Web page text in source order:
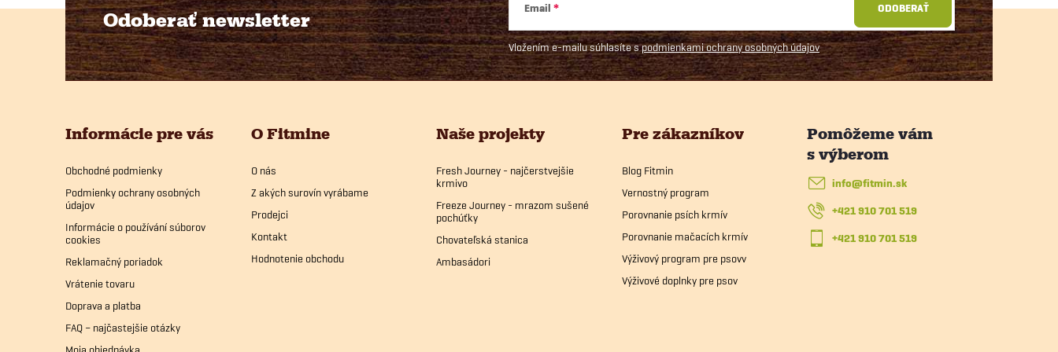
u
Odoberať newsletter
Email
Vložením e-mailu súhlasíte spodmienkami ochrany osobných údajov
ODOBERAŤ
Informácie pre vás
Obchodné podmienky
Podmienky ochrany osobných
údajov
Informácie o používání súborov
cookies
Reklamačný poriadok
Vrátenie tovaru
Doprava a platba
FAQ – najčastejšie otázky
O Fitmine
O nás
Z akých surovín vyrábame
Prodejci
Kontakt
Hodnotenie obchodu
Naše projekty
Fresh Journey - najčerstvejšie
krmivo
Freeze Journey - mrazom sušené
pochúťky
Chovateľská stanica
Ambasádori
Pre zákazníkov
Blog Fitmin
Vernostný program
Porovnanie psích krmív
Porovnanie mačacích krmív
Výživový program pre psovv
Výživové doplnky pre psov
info@fitmin.sk
+421 910 701 519
+421 910 701 519